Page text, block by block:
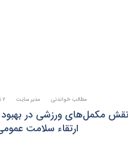
مطالب خواندنی مدیر سایت 2 نظرات
نقش مکمل‌های ورزشی در بهبود
ارتقاء سلامت